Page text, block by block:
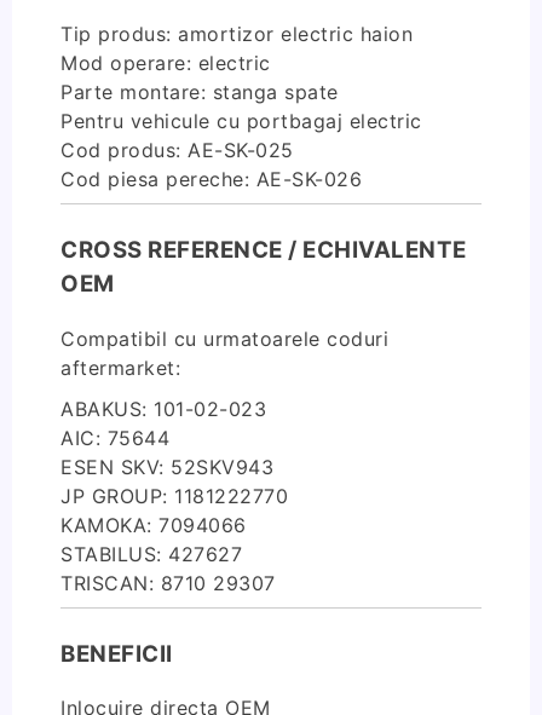
Tip produs: amortizor electric haion
Mod operare: electric
Parte montare: stanga spate
Pentru vehicule cu portbagaj electric
Cod produs: AE-SK-025
Cod piesa pereche: AE-SK-026
CROSS REFERENCE / ECHIVALENTE
OEM
Compatibil cu urmatoarele coduri
aftermarket:
ABAKUS: 101-02-023
AIC: 75644
ESEN SKV: 52SKV943
JP GROUP: 1181222770
KAMOKA: 7094066
STABILUS: 427627
TRISCAN: 8710 29307
BENEFICII
Inlocuire directa OEM